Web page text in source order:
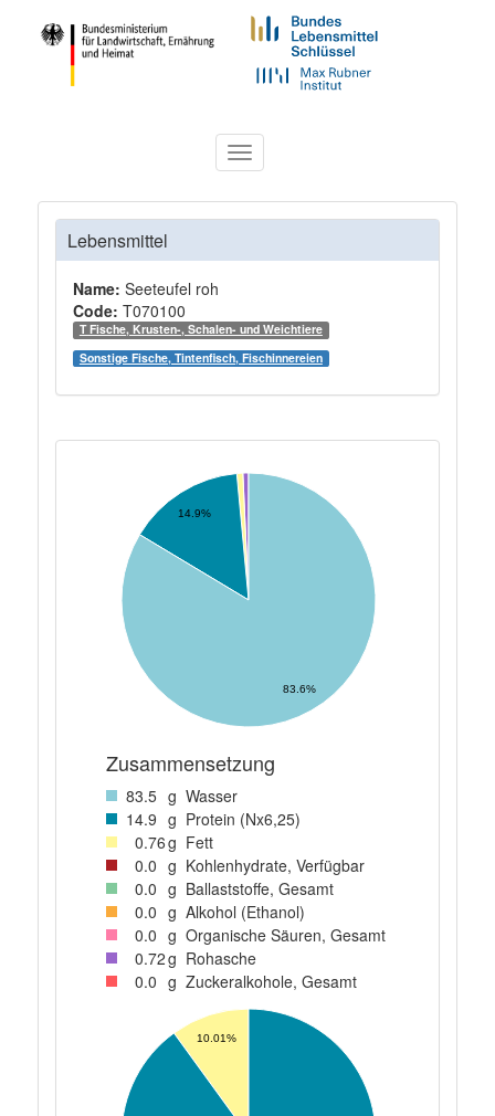
Toggle
navigation
Lebensmittel
Name: Seeteufel roh
Code: T070100
T Fische, Krusten-, Schalen- und Weichtiere
Sonstige Fische, Tintenfisch, Fischinnereien
14.9%
83.6%
Zusammensetzung
83.5 g Wasser
14.9 g Protein (Nx6,25)
0.76g Fett
0.0 g Kohlenhydrate, Verfügbar
0.0 g Ballaststoffe, Gesamt
0.0 g Alkohol (Ethanol)
0.0 g Organische Säuren, Gesamt
0.72g Rohasche
0.0 g Zuckeralkohole, Gesamt
10.01%